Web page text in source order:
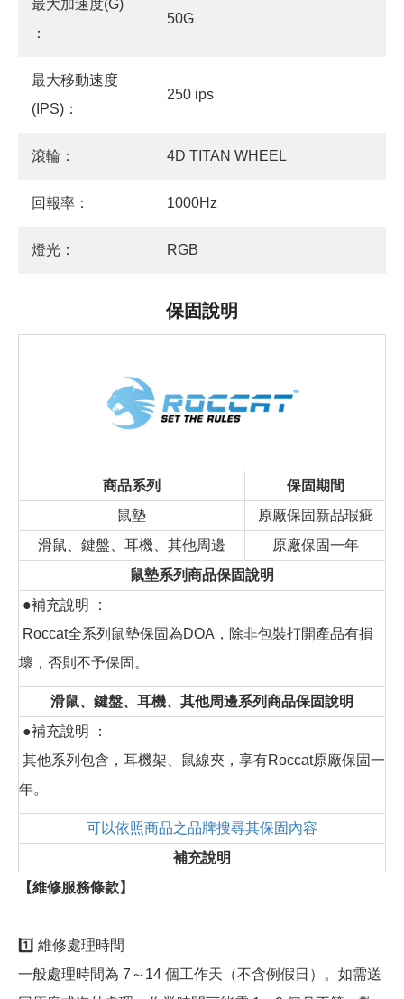
最大加速度(G)
：
50G
最大移動速度
(IPS)：
250 ips
滾輪： 4D TITAN WHEEL
回報率： 1000Hz
燈光： RGB
保固說明
商品系列
保固期間
鼠墊
原廠保固新品瑕疵
滑鼠、鍵盤、耳機、其他周邊
原廠保固一年
鼠墊系列商品保固說明
●補充說明 ：
Roccat全系列鼠墊保固為DOA，除非包裝打開產品有損
壞，否則不予保固。
滑鼠、鍵盤、耳機、其他周邊系列商品保固說明
●補充說明 ：
其他系列包含，耳機架、鼠線夾，享有Roccat原廠保固一
年。
可以依照商品之品牌搜尋其保固內容
補充說明
【維修服務條款】
1️⃣ 維修處理時間
一般處理時間為 7～14 個工作天（不含例假日）。如需送